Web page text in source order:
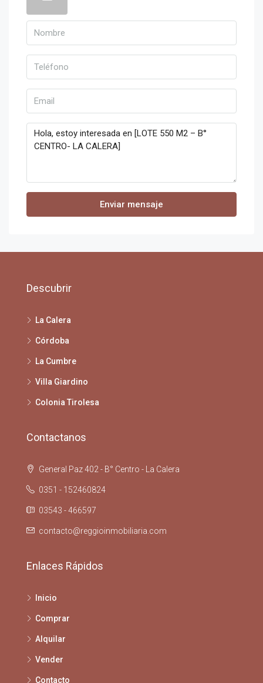
Enviar mensaje
Descubrir
La Calera
Córdoba
La Cumbre
Villa Giardino
Colonia Tirolesa
Contactanos
General Paz 402 - B° Centro - La Calera
0351 - 152460824
03543 - 466597
contacto@reggioinmobiliaria.com
Enlaces Rápidos
Inicio
Comprar
Alquilar
Vender
Contacto